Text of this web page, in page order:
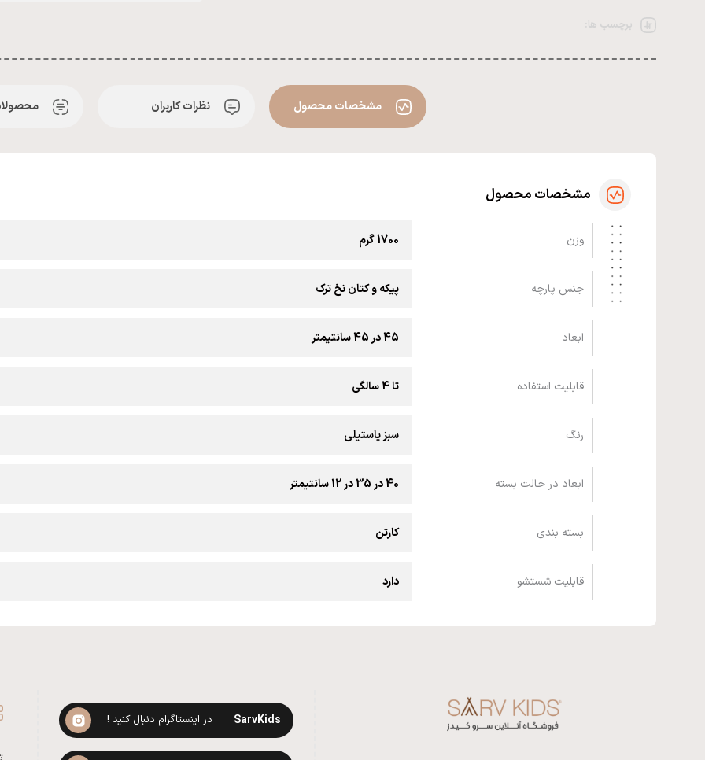
برچسب ها:
مشخصات محصول نظرات کاربران
مشخصات محصول
وزن 1700 گرم
جنس پارچه پیکه و کتان نخ ترک
ابعاد 45 در 45 سانتیمتر
قابلیت استفاده تا 4 سالگی
رنگ سبز پاستیلی
ابعاد در حالت بسته 40 در 35 در 12 سانتیمتر
بسته بندی کارتن
قابلیت شستشو دارد
SarvKids در اینستاگرام دنبال کنید !